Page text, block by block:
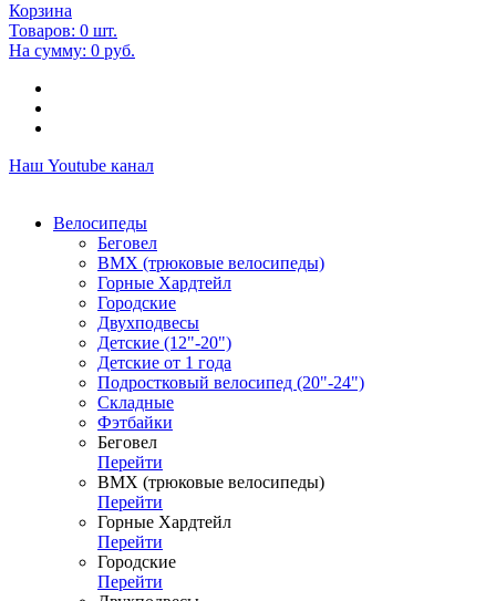
Корзина
Товаров: 0 шт.
На сумму: 0 руб.
Наш Youtube канал
Велосипеды
Беговел
ВМХ (трюковые велосипеды)
Горные Хардтейл
Городские
Двухподвесы
Детские (12"-20")
Детские от 1 года
Подростковый велосипед (20"-24")
Складные
Фэтбайки
Беговел
Перейти
ВМХ (трюковые велосипеды)
Перейти
Горные Хардтейл
Перейти
Городские
Перейти